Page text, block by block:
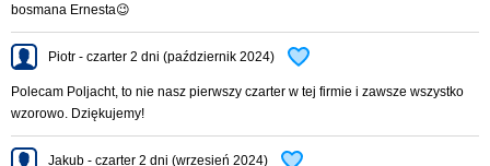
bosmana Ernesta😉
Piotr - czarter 2 dni (październik 2024)
Polecam Poljacht, to nie nasz pierwszy czarter w tej firmie i zawsze wszystko
wzorowo. Dziękujemy!
Jakub - czarter 2 dni (wrzesień 2024)